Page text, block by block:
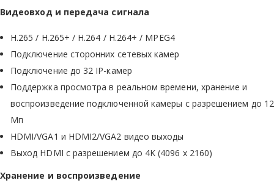
Видеовход и передача сигнала
H.265 / H.265+ / H.264 / H.264+ / MPEG4
Подключение сторонних сетевых камер
Подключение до 32 IP-камер
Поддержка просмотра в реальном времени, хранение и
воспроизведение подключенной камеры с разрешением до 12
Mп
HDMI/VGA1 и HDMI2/VGA2 видео выходы
Выход HDMI с разрешением до 4K (4096 х 2160)
Хранение и воспроизведение